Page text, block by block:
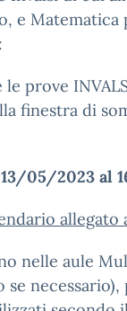
e Matematica
le prove
finestra di
05/2023 al
nelle aule
se necessario),